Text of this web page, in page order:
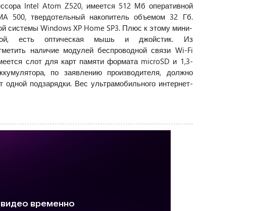
Intel Atom Z520, имеется 512 Мб оперативной
500, твердотельный накопитель объемом 32 Гб.
системы Windows XP Home SP3. Плюс к этому мини-
есть оптическая мышь и джойстик. Из
наличие модулей беспроводной связи Wi-Fi
слот для карт памяти формата microSD и 1,3-
по заявлению производителя, должно
подзарядки. Вес ультрамобильного интернет-